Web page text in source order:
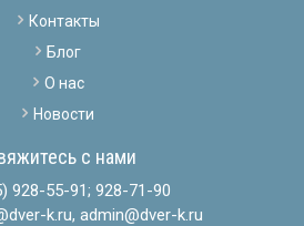
Контакты
Блог
О нас
Новости
с нами
928-55-91; 928-71-90
k.ru, admin@dver-k.ru